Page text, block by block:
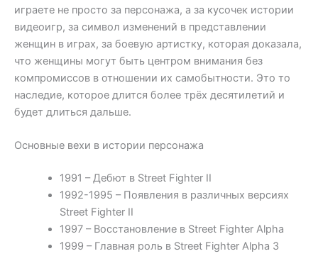
играете не просто за персонажа, а за кусочек истории
видеоигр, за символ изменений в представлении
женщин в играх, за боевую артистку, которая доказала,
что женщины могут быть центром внимания без
компромиссов в отношении их самобытности. Это то
наследие, которое длится более трёх десятилетий и
будет длиться дальше.
Основные вехи в истории персонажа
1991 – Дебют в Street Fighter II
1992-1995 – Появления в различных версиях
Street Fighter II
1997 – Восстановление в Street Fighter Alpha
1999 – Главная роль в Street Fighter Alpha 3